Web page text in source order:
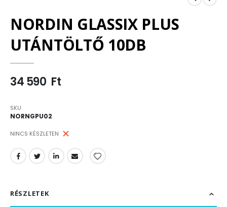
NORDIN GLASSIX PLUS
UTÁNTÖLTŐ 10DB
34 590 Ft
SKU
NORNGPU02
NINCS KÉSZLETEN
RÉSZLETEK